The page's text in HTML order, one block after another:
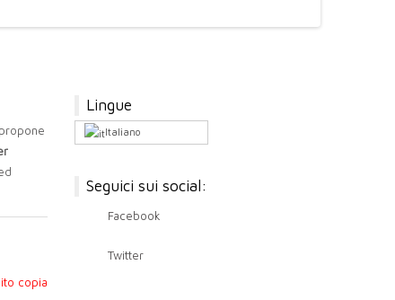
Lingue
Italiano
Seguici sui social:
Facebook
Twitter